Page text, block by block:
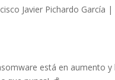
Javier Pichardo García |
está en aumento